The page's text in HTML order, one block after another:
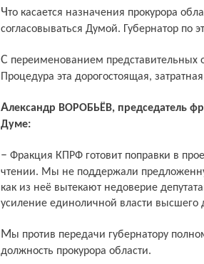
Что касается назначения прокурора области, то кандидатура его обязательно должна
согласовываться Думой. Губернатор по
С переименованием представительных органов, наверное, следует повременить.
Процедура эта дорогостоящая,
Александр ВОРОБЬЁВ, председатель фракции КПРФ в Ярославской областной
Думе:
– Фракция КПРФ готовит поправки в проект Устава области, принятый в первом
чтении. Мы не поддержали
как из неё вытекают недоверие
усиление единоличной власти высшего
Мы против передачи губернатору полномочий по согласованию кандидатуры на
должность прокурора области.